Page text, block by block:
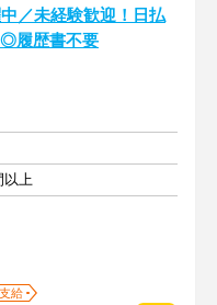
／未経験歓迎！日払
履歴書不要
以上
給